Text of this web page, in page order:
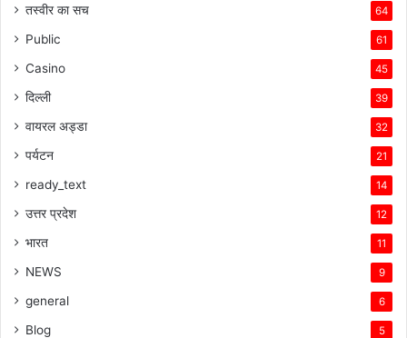
तस्वीर का सच 64
Public 61
Casino 45
दिल्ली 39
वायरल अड्डा 32
पर्यटन 21
ready_text 14
उत्तर प्रदेश 12
भारत 11
NEWS 9
general 6
Blog 5